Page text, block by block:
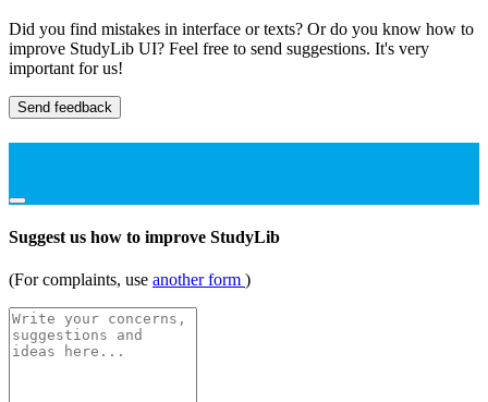
Did you find mistakes in interface or texts? Or do you know how to
improve StudyLib UI? Feel free to send suggestions. It's very
important for us!
Send feedback
Suggest us how to improve StudyLib
(For complaints, use another form )